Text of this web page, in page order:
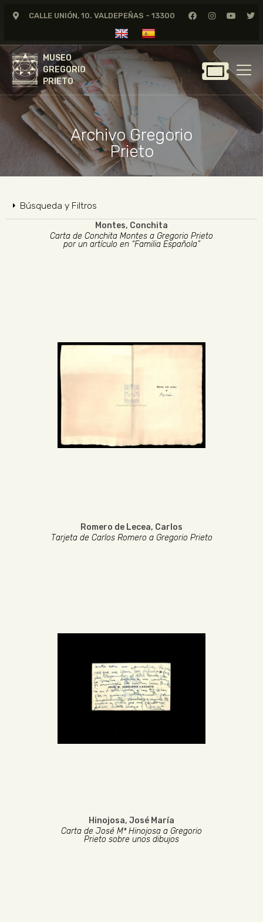
CALLE UNIÓN, 10. VALDEPEÑAS - 13300
MUSEO
GREGORIO
PRIETO
MUSEO
GREGORIO
PRIETO
GREGORIO PRIETO
MUSEO
ARCHIVO
CERTAMEN DE DIBUJO
FUNDACIÓN
NOTICIAS
Archivo Gregorio
Prieto
Búsqueda y Filtros
Montes, Conchita
Carta de Conchita Montes a Gregorio Prieto
por un artículo en “Familia Española”
Romero de Lecea, Carlos
Tarjeta de Carlos Romero a Gregorio Prieto
Hinojosa, José María
Carta de José Mª Hinojosa a Gregorio
Prieto sobre unos dibujos